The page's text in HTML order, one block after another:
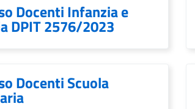
Docenti Infanzia e
DPIT 2576/2023
Docenti Scuola